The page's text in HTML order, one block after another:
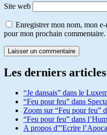
Site web
Enregistrer mon nom, mon
pour mon prochain commentaire.
Les derniers articles
“Je dansais” dans le
“Feu pour feu” dans
Zoom sur “Feu pour feu”
“Feu pour feu” dans
A propos d'”Ecrire